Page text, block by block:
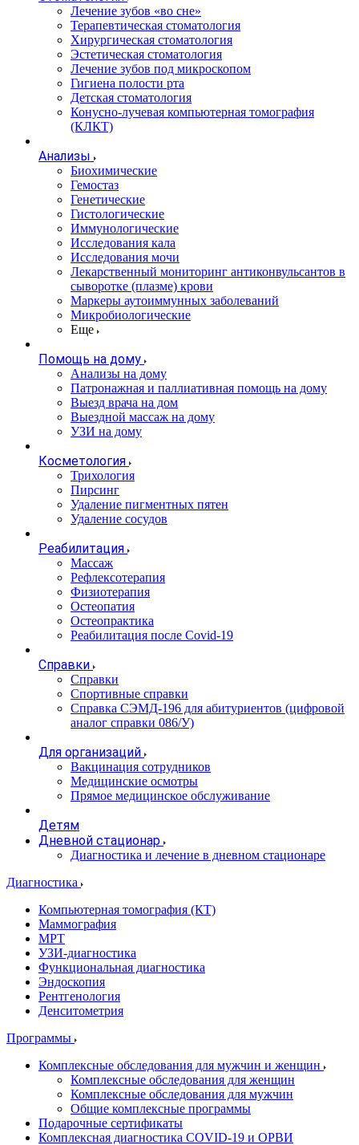
Лечение зубов «во сне»
Терапевтическая стоматология
Хирургическая стоматология
Эстетическая стоматология
Лечение зубов под микроскопом
Гигиена полости рта
Детская стоматология
Конусно-лучевая компьютерная томография
(КЛКТ)
Анализы
Биохимические
Гемостаз
Генетические
Гистологические
Иммунологические
Исследования кала
Исследования мочи
Лекарственный мониторинг антиконвульсантов в
сыворотке (плазме) крови
Маркеры аутоиммунных заболеваний
Микробиологические
Еще
Помощь на дому
Анализы на дому
Патронажная и паллиативная помощь на дому
Выезд врача на дом
Выездной массаж на дому
УЗИ на дому
Косметология
Трихология
Пирсинг
Удаление пигментных пятен
Удаление сосудов
Реабилитация
Массаж
Рефлексотерапия
Физиотерапия
Остеопатия
Остеопрактика
Реабилитация после Covid-19
Справки
Справки
Спортивные справки
Справка СЭМД‑196 для абитуриентов (цифровой
аналог справки 086/У)
Для организаций
Вакцинация сотрудников
Медицинские осмотры
Прямое медицинское обслуживание
Детям
Дневной стационар
Диагностика и лечение в дневном стационаре
Диагностика
Компьютерная томография (КТ)
Маммография
МРТ
УЗИ-диагностика
Функциональная диагностика
Эндоскопия
Рентгенология
Денситометрия
Программы
Комплексные обследования для мужчин и женщин
Комплексные обследования для женщин
Комплексные обследования для мужчин
Общие комплексные программы
Подарочные сертификаты
Комплексная диагностика COVID-19 и ОРВИ